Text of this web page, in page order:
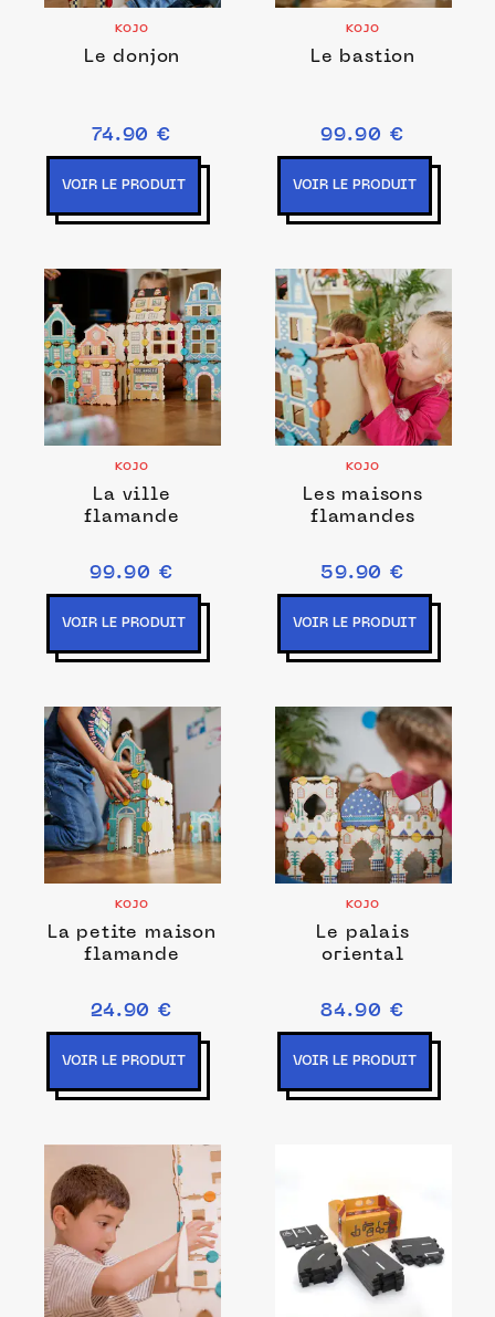
KOJO
Le donjon
74.90 €
VOIR LE PRODUIT
KOJO
Le bastion
99.90 €
VOIR LE PRODUIT
KOJO
La ville
flamande
99.90 €
VOIR LE PRODUIT
KOJO
Les maisons
flamandes
59.90 €
VOIR LE PRODUIT
KOJO
La petite maison
flamande
24.90 €
VOIR LE PRODUIT
KOJO
Le palais
oriental
84.90 €
VOIR LE PRODUIT